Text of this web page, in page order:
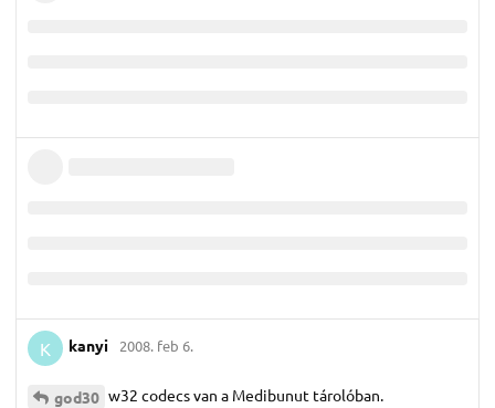
K kanyi 2008. feb 6.
god30 w32 codecs van a Medibunut tárolóban.